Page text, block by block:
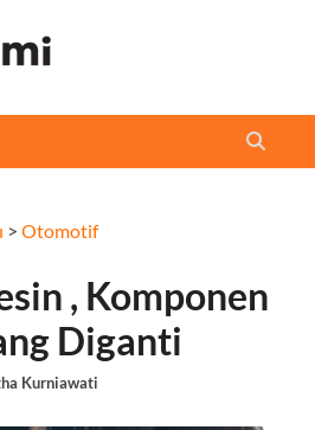
> Otomotif
, Komponen
Diganti
Kurniawati